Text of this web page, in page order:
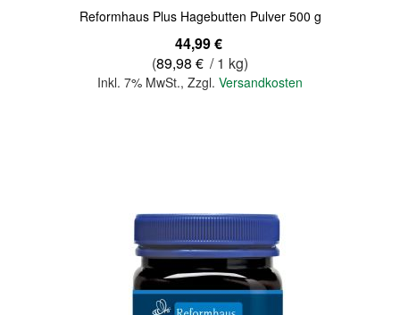
Reformhaus Plus Hagebutten Pulver 500 g
44,99 €
(89,98 € / 1 kg)
Inkl. 7% MwSt., Zzgl. Versandkosten